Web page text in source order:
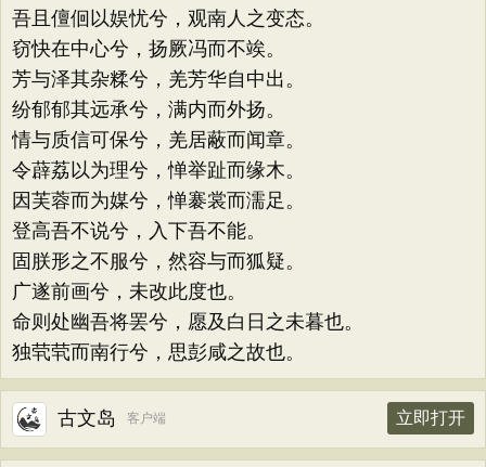
吾且儃佪以娱忧兮，观南人之变态。
窃快在中心兮，扬厥冯而不竢。
芳与泽其杂糅兮，羌芳华自中出。
纷郁郁其远承兮，满内而外扬。
情与质信可保兮，羌居蔽而闻章。
令薜荔以为理兮，惮举趾而缘木。
因芙蓉而为媒兮，惮褰裳而濡足。
登高吾不说兮，入下吾不能。
固朕形之不服兮，然容与而狐疑。
广遂前画兮，未改此度也。
命则处幽吾将罢兮，愿及白日之未暮也。
独茕茕而南行兮，思彭咸之故也。
古文岛 客户端 立即打开